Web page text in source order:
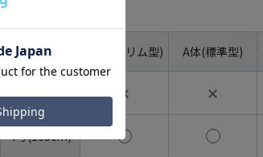
サイズ
号数（身長） YA体(スリム型) A体(標準型)
✕ ✕
4号(165cm)